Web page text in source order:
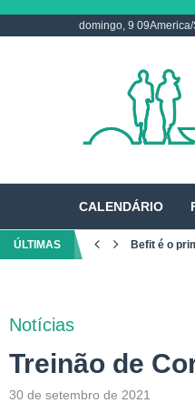
domingo, 9
CALENDÁRIO
ÚLTIMAS Befit é o
Notícias
Treinão de
30 de setembro de 2021